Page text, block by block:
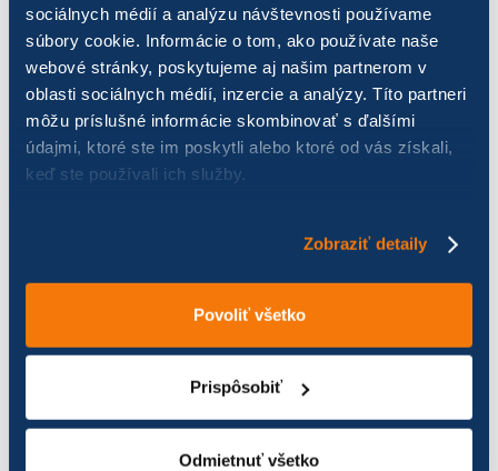
sociálnych médií a analýzu návštevnosti používame
súbory cookie. Informácie o tom, ako používate naše
webové stránky, poskytujeme aj našim partnerom v
oblasti sociálnych médií, inzercie a analýzy. Títo partneri
môžu príslušné informácie skombinovať s ďalšími
údajmi, ktoré ste im poskytli alebo ktoré od vás získali,
keď ste používali ich služby.
Zobraziť detaily
Povoliť všetko
Prispôsobiť
Odmietnuť všetko
VÝSLEDKY PRE ROK 2018
Zobraziť výsledkov
Počet jázd Najazdených km
Mesto Rimavská Sobota 74 136,86
Záznamy 1 až 3 z celkom 3